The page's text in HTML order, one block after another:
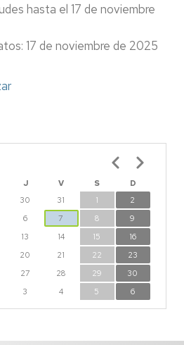
hasta el 17 de noviembre
17 de noviembre de 2025
J V S
D
30 31 1
2
6 7 8
9
13 14 15
16
20 21 22
23
27 28 29
30
3 4 5 6
Paginación